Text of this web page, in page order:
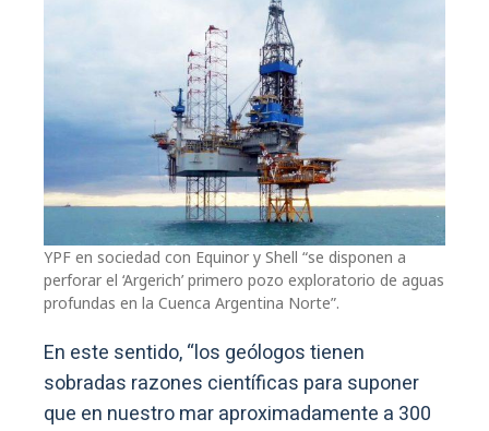
YPF en sociedad con Equinor y Shell “se disponen a
perforar el ‘Argerich’ primero pozo exploratorio de aguas
profundas en la Cuenca Argentina Norte”.
En este sentido, “los geólogos tienen
sobradas razones científicas para suponer
que en nuestro mar aproximadamente a 300